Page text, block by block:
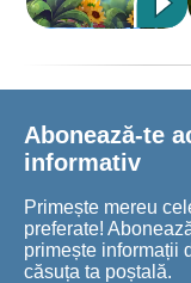
Abonează-te
informativ
Primește mereu
preferate!
primește informații
căsuța ta poștală.